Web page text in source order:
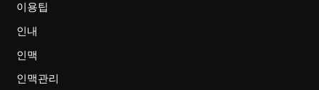
이용팁
인내
인맥
인맥관리